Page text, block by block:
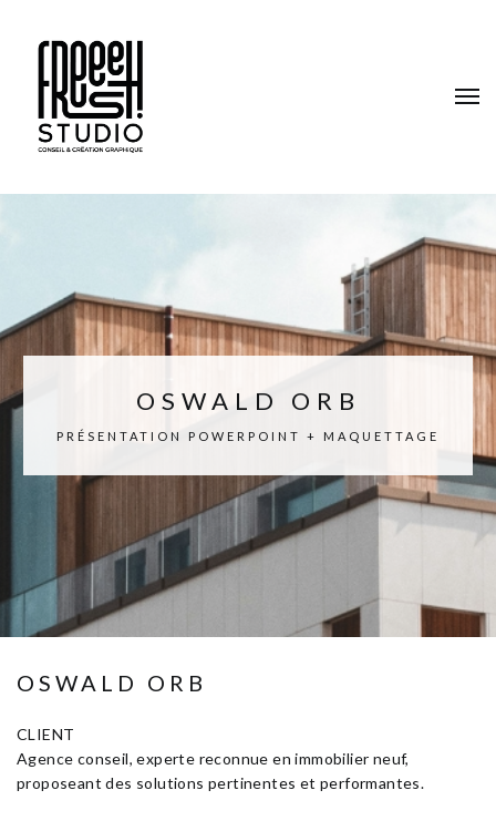
OSWALD ORB
PRÉSENTATION POWERPOINT + MAQUETTAGE
OSWALD ORB
CLIENT
Agence conseil, experte reconnue en immobilier neuf,
proposeant des solutions pertinentes et performantes.